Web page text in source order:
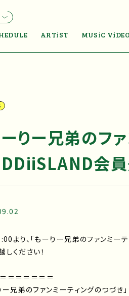
ARTiST MUSiC ViDEO
ーりー兄弟のフ
会
より、「もーりー兄弟のファンミ
しください！
＝＝＝＝＝＝
ー兄弟のファンミーティングのつづき」